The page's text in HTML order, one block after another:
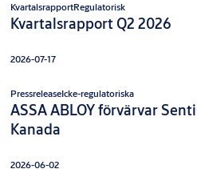
KvartalsrapportRegulatorisk
Kvartalsrapport Q2 2026
2026-07-17
PressreleaseIcke-regulatoriska
ASSA ABLOY förvärvar
Kanada
2026-06-02